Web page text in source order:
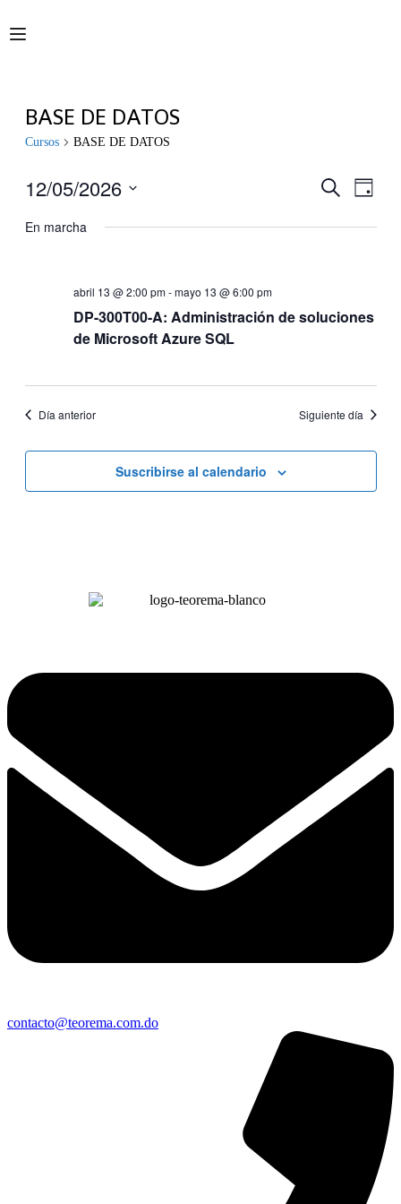
BASE DE DATOS
Cursos BASE DE DATOS
búsqueda
de
Cursos
Buscar
de
vistas
Día
12/05/2026
fecha.
En marcha
abril 13 @ 2:00 pm-mayo 13 @ 6:00 pm
DP-300T00-A: Administración de soluciones
de Microsoft Azure SQL
Día anterior Siguiente día
Suscribirse al calendario
contacto@teorema.com.do